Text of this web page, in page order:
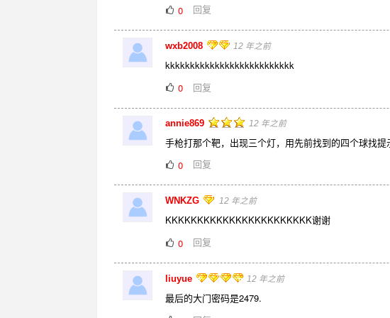
0
回复
wxb2008 12 年之前
kkkkkkkkkkkkkkkkkkkkkkkkkk
0
回复
annie869 12 年之前
手枪打那个靶，出现三个灯，用先前找到的四个球找提
0
回复
WNKZG 12 年之前
KKKKKKKKKKKKKKKKKKKKKKK谢谢
0
回复
liuyue 12 年之前
最后的大门密码是2479.